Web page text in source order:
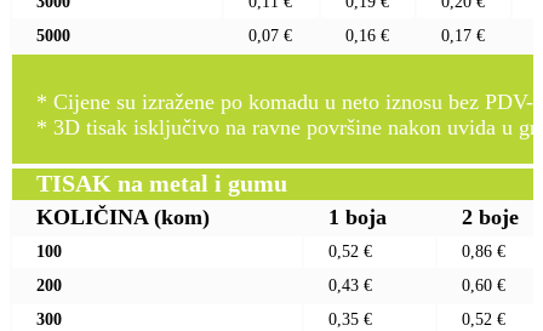
5000
0,07 € 0,16 € 0,17 €
* Cijene su izražene po komadu u neto iznosu bez PDV-
* 3D tisak isključivo na ravne površine nakon uvida u
TISAK na metal i gumu
KOLIČINA (kom) 1 boja 2 boje
100 0,52 €
0,86 €
200
0,43 €
0,60 €
300
0,35 €
0,52 €